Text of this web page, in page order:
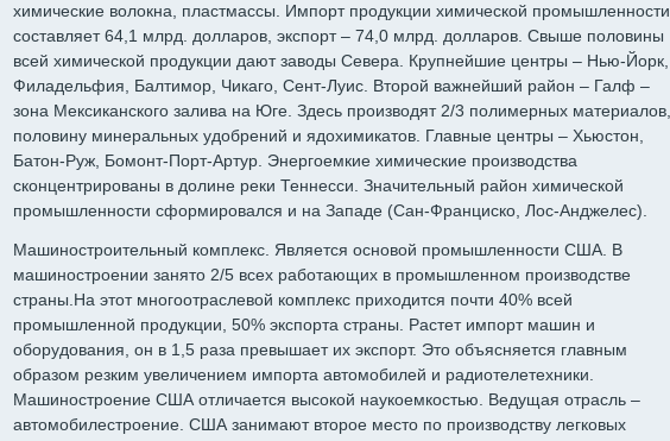
химические волокна, пластмассы. Импорт продукции химической промышленности
составляет 64,1 млрд. долларов, экспорт – 74,0 млрд. долларов. Свыше половины
всей химической продукции дают заводы Севера. Крупнейшие центры – Нью-Йорк,
Филадельфия, Балтимор, Чикаго, Сент-Луис. Второй важнейший район – Галф –
зона Мексиканского залива на Юге. Здесь производят 2/3 полимерных материалов,
половину минеральных удобрений и ядохимикатов. Главные центры – Хьюстон,
Батон-Руж, Бомонт-Порт-Артур. Энергоемкие химические производства
сконцентрированы в долине реки Теннесси. Значительный район химической
промышленности сформировался и на Западе (Сан-Франциско, Лос-Анджелес).
Машиностроительный комплекс. Является основой промышленности США. В
машиностроении занято 2/5 всех работающих в промышленном производстве
страны.На этот многоотраслевой комплекс приходится почти 40% всей
промышленной продукции, 50% экспорта страны. Растет импорт машин и
оборудования, он в 1,5 раза превышает их экспорт. Это объясняется главным
образом резким увеличением импорта автомобилей и радиотелетехники.
Машиностроение США отличается высокой наукоемкостью. Ведущая отрасль –
автомобилестроение. США занимают второе место по производству легковых